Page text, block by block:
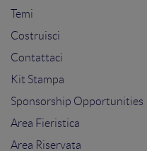
Temi
Costruisci
Contattaci
Kit Stampa
Sponsorship Opportunities
Area Fieristica
Area Riservata